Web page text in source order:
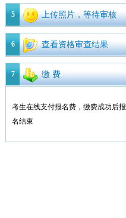
5 上传照片，等待审核
6 查看资格审查结果
7 缴 费
考生在线支付报名费，缴费成功后报
名结束